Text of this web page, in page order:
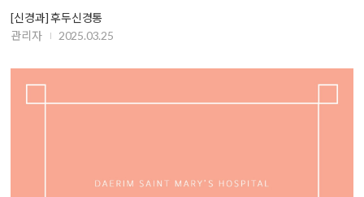
[신경과] 후두신경통
관리자
2025.03.25